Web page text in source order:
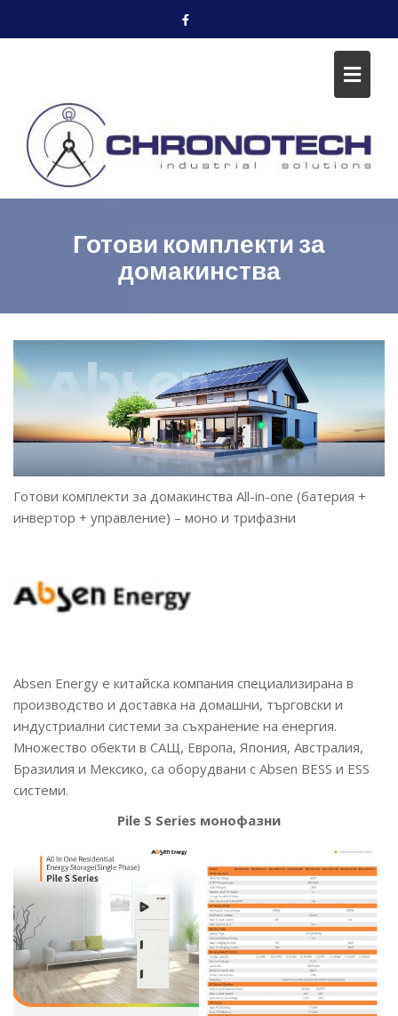
Готови комплекти за
домакинства
Готови комплекти за домакинства All-in-one (батерия +
инвертор + управление) – моно и трифазни
Absen Energy e китайска компания специализирана в
производство и доставка на домашни, търговски и
индустриални системи за съхранение на енергия.
Множество обекти в САЩ, Европа, Япония, Австралия,
Бразилия и Мексико, са оборудвани с Absen BESS и ESS
системи.
Pile S Series монофазни